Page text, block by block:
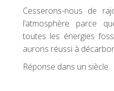
Cesserons-nous de
l’atmosphère parce
toutes les énergies
aurons réussi à
Réponse dans un siècle.